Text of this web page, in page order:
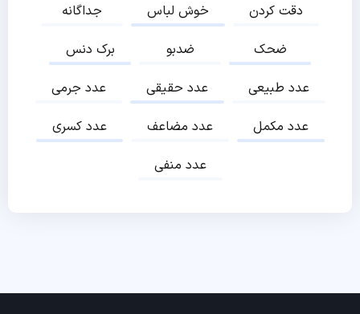
جداگانه
خوش لباس
دقت کردن
برک دنس
ضدبو
ضحک
عدد جرمی
عدد حقیقی
عدد طبیعی
عدد کسری
عدد مضاعف
عدد مکمل
عدد منفی